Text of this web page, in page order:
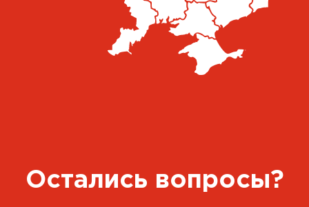
CARGLASS® Собственная
CARGLASS® Партнер
Остались вопросы?